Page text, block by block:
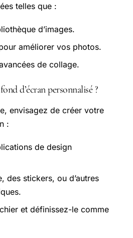
telles que :
d’images.
améliorer vos photos.
de collage.
d’écran personnalisé ?
envisagez de créer votre
:
de design
des stickers, ou d’autres
et définissez-le comme